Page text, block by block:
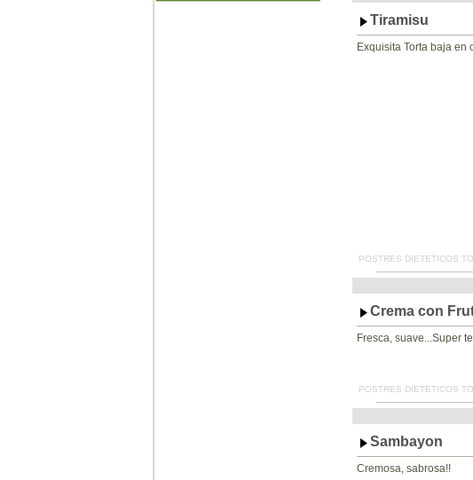
Tiramisu
Exquisita Torta baja en
POSTRES DIETETICOS
Crema con
Fresca, suave...Super
POSTRES DIETETICOS
Sambayon
Cremosa, sabrosa!!